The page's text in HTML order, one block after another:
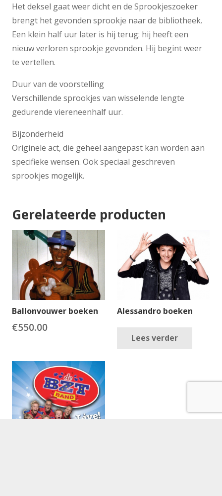
Het deksel gaat weer dicht en de Sprookjeszoeker
brengt het gevonden sprookje naar de bibliotheek.
Een klein half uur later is hij terug: hij heeft een
nieuw verloren sprookje gevonden. Hij begint weer
te vertellen.
Duur van de voorstelling
Verschillende sprookjes van wisselende lengte
gedurende viereneenhalf uur.
Bijzonderheid
Originele act, die geheel aangepast kan worden aan
specifieke wensen. Ook speciaal geschreven
sprookjes mogelijk.
Gerelateerde producten
Ballonvouwer boeken
€550.00
Alessandro boeken
Lees verder